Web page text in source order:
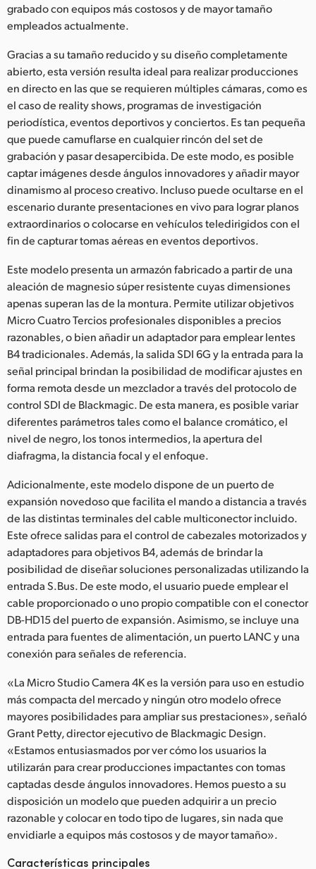
Poland
Singapore
South Africa
Sweden
Chinese Taipei
Turkey
Ukraine
United Kingdom
United States
grabado con equipos más costosos y de mayor tamaño
empleados actualmente.
Gracias a su tamaño reducido y su diseño completamente
abierto, esta versión resulta ideal para realizar producciones
en directo en las que se requieren múltiples cámaras, como es
el caso de reality shows, programas de investigación
periodística, eventos deportivos y conciertos. Es tan pequeña
que puede camuflarse en cualquier rincón del set de
grabación y pasar desapercibida. De este modo, es posible
captar imágenes desde ángulos innovadores y añadir mayor
dinamismo al proceso creativo. Incluso puede ocultarse en el
escenario durante presentaciones en vivo para lograr planos
extraordinarios o colocarse en vehículos teledirigidos con el
fin de capturar tomas aéreas en eventos deportivos.
Este modelo presenta un armazón fabricado a partir de una
aleación de magnesio súper resistente cuyas dimensiones
apenas superan las de la montura. Permite utilizar objetivos
Micro Cuatro Tercios profesionales disponibles a precios
razonables, o bien añadir un adaptador para emplear lentes
B4 tradicionales. Además, la salida SDI 6G y la entrada para la
señal principal brindan la posibilidad de modificar ajustes en
forma remota desde un mezclador a través del protocolo de
control SDI de Blackmagic. De esta manera, es posible variar
diferentes parámetros tales como el balance cromático, el
nivel de negro, los tonos intermedios, la apertura del
diafragma, la distancia focal y el enfoque.
Adicionalmente, este modelo dispone de un puerto de
expansión novedoso que facilita el mando a distancia a través
de las distintas terminales del cable multiconector incluido.
Este ofrece salidas para el control de cabezales motorizados y
adaptadores para objetivos B4, además de brindar la
posibilidad de diseñar soluciones personalizadas utilizando la
entrada S.Bus. De este modo, el usuario puede emplear el
cable proporcionado o uno propio compatible con el conector
DB-HD15 del puerto de expansión. Asimismo, se incluye una
entrada para fuentes de alimentación, un puerto LANC y una
conexión para señales de referencia.
«La Micro Studio Camera 4K es la versión para uso en estudio
más compacta del mercado y ningún otro modelo ofrece
mayores posibilidades para ampliar sus prestaciones», señaló
Grant Petty, director ejecutivo de Blackmagic Design.
«Estamos entusiasmados por ver cómo los usuarios la
utilizarán para crear producciones impactantes con tomas
captadas desde ángulos innovadores. Hemos puesto a su
disposición un modelo que pueden adquirir a un precio
razonable y colocar en todo tipo de lugares, sin nada que
envidiarle a equipos más costosos y de mayor tamaño».
Características principales